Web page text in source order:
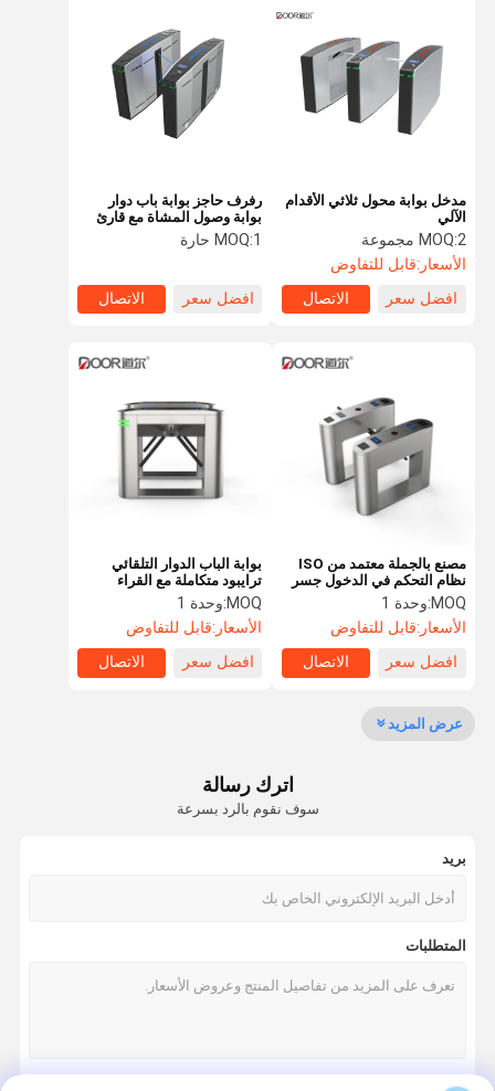
جولة في
مراقبة الجودة أخبار
الباب الدوار التعرف على الوجه
ترايبود الباب الدوار بوابة
مدخل بوابة محول ثلاثي الأقدام
الآلي
MOQ:2 مجموعة
الأسعار:قابل للتفاوض
افضل سعر
الاتصال
رفرف حاجز بوابة باب دوار
بوابة وصول المشاة مع قارئ
بطاقة
MOQ:1 حارة
افضل سعر الاتصال
مصنع بالجملة معتمد من ISO
نظام التحكم في الدخول جسر
ترايبود الباب الدوار بوابة
MOQ: وحدة 1
الأسعار:قابل للتفاوض
افضل سعر
الاتصال
بوابة الباب الدوار التلقائي
ترايبود متكاملة مع القراء
للتحكم في الوصول
MOQ: وحدة 1
الأسعار:قابل للتفاوض
افضل سعر
الاتصال
عرض المزيد
اترك رسالة
سوف نقوم بالرد بسرعة
بريد
المتطلبات